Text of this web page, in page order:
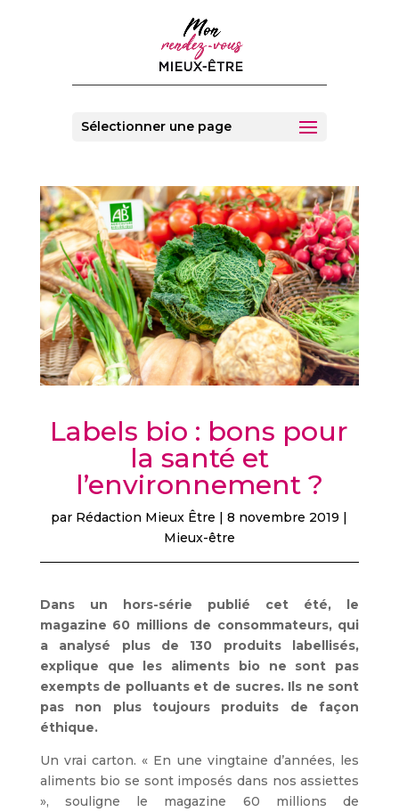
Sélectionner une page
Labels bio : bons pour
la santé et
l’environnement ?
par Rédaction Mieux Être |8 novembre 2019 |
Mieux-être
Dans un hors-série publié cet été, le
magazine 60 millions de consommateurs, qui
a analysé plus de 130 produits labellisés,
explique que les aliments bio ne sont pas
exempts de polluants et de sucres. Ils ne sont
pas non plus toujours produits de façon
éthique.
Un vrai carton. « En une vingtaine d’années, les
aliments bio se sont imposés dans nos assiettes
», souligne le magazine 60 millions de